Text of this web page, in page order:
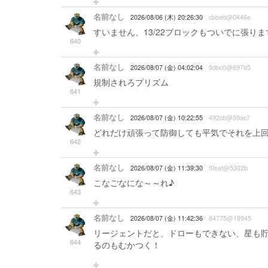
640
名前なし 2026/08/06 (木) 20:26:30 cbbed@0446e
すいません、13/22ブロックもついでに張り
641
名前なし 2026/08/07 (金) 04:02:04 9dbc0@697d5
規制されろプリズム
642
名前なし 2026/08/07 (金) 10:22:55 492cb@59ac7
どれだけ頑張って防御しても平気でそれを上
643
名前なし 2026/08/07 (金) 11:39:30 f0eaf@5302b
こなごなにな～～れ♪
644
名前なし 2026/08/07 (金) 11:42:36 84775@18945
リージェントだと、ドローもできない、星も
るのもむかつく！